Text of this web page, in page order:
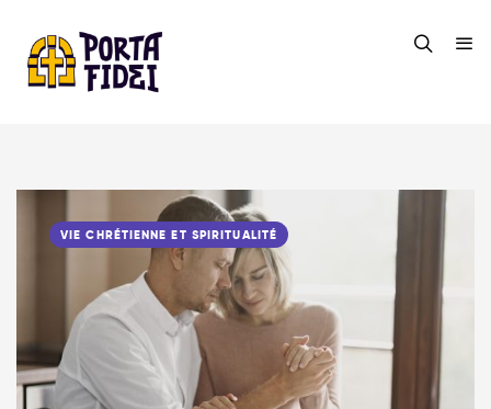
VIE CHRÉTIENNE ET SPIRITUALITÉ